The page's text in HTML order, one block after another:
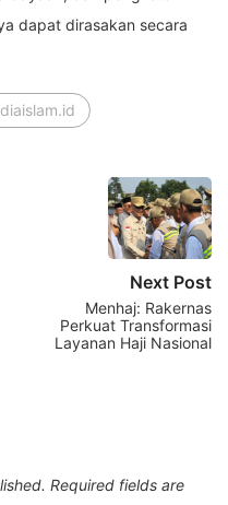
dapat dirasakan secara
Next Post
Menhaj: Rakernas
Perkuat Transformasi
Layanan Haji Nasional
Required fields are